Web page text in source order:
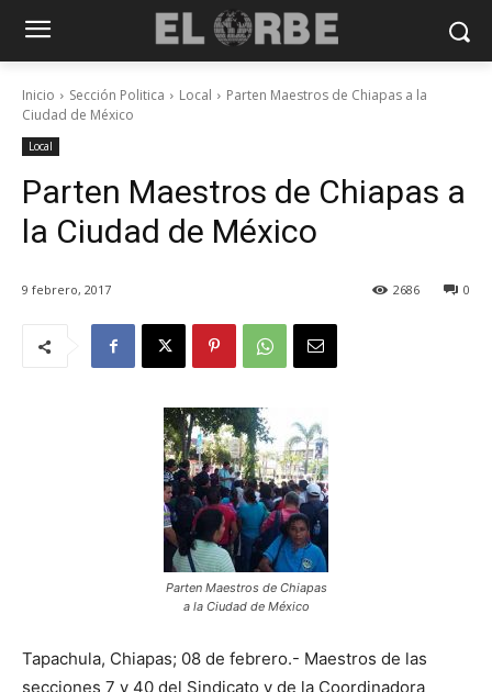
Inicio Sección Politica Local
Parten Maestros de Chiapas a la
Ciudad de México
Local
Parten Maestros de Chiapas a
la Ciudad de México
9 febrero, 2017 0
2686
Parten Maestros de Chiapas
a la Ciudad de México
Tapachula, Chiapas; 08 de febrero.- Maestros de las
secciones 7 y 40 del Sindicato y de la Coordinadora